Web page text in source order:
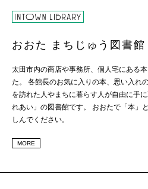
おおた まちじゅう図書館
太田市内の商店や事務所、個人宅にある
た。 各館長のお気に入りの本、思い入れ
を訪れた人やまちに暮らす人が自由に手
れあい」の図書館です。 おおたで「本」
しんでください。
MORE